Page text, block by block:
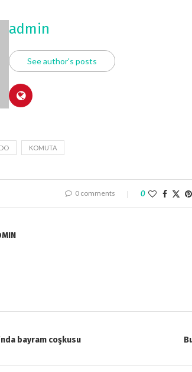
admin
See author's posts
KOMUTA
0 comments 0
bayram coşkusu